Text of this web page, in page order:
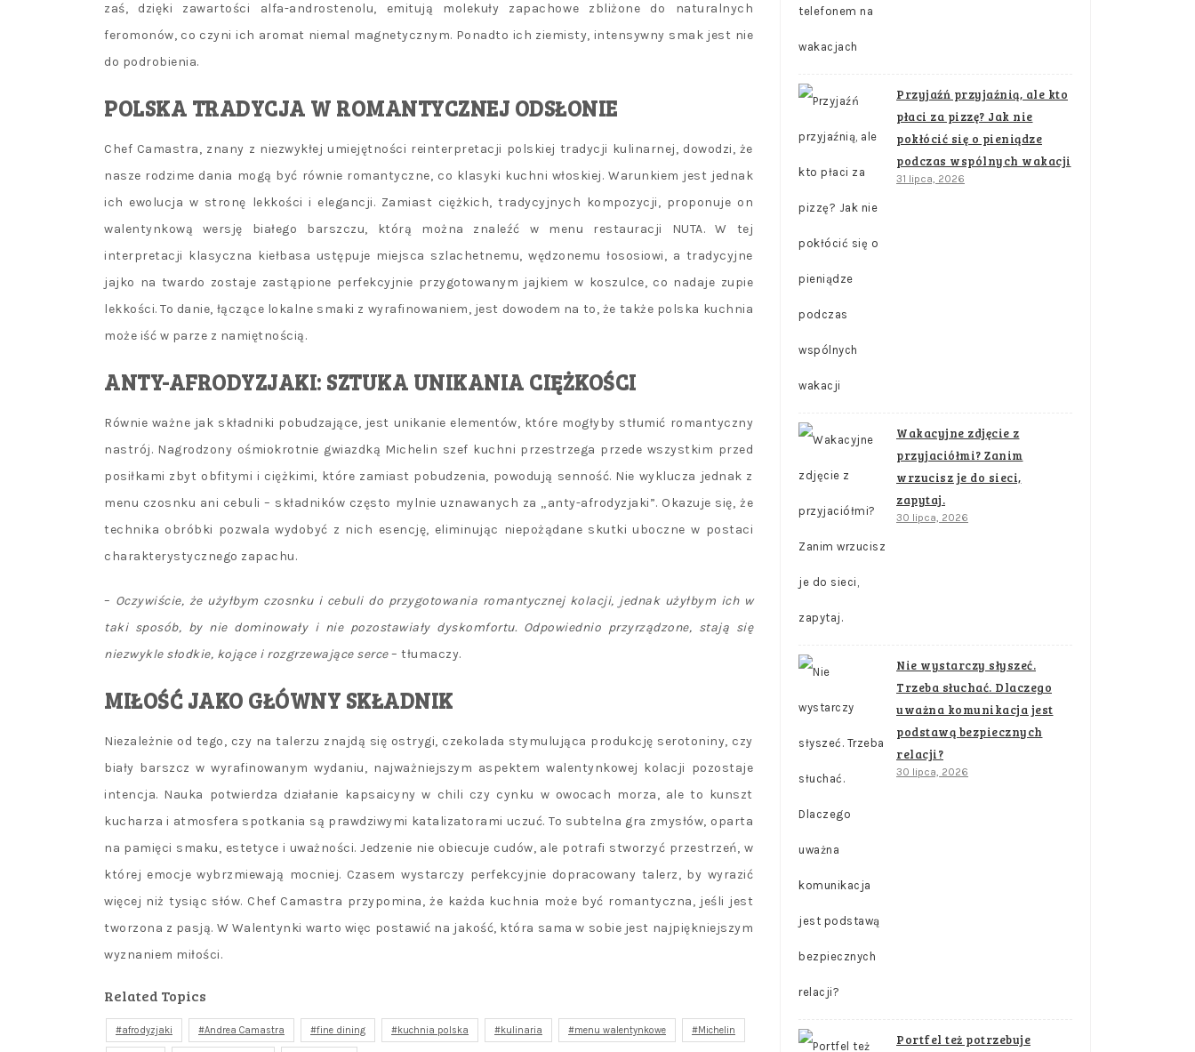
zaś, dzięki zawartości alfa-androstenolu, emitują molekuły zapachowe zbliżone do naturalnych
feromonów, co czyni ich aromat niemal magnetycznym. Ponadto ich ziemisty, intensywny smak jest nie
do podrobienia.
POLSKA TRADYCJA W ROMANTYCZNEJ ODSŁONIE
Chef Camastra, znany z niezwykłej umiejętności reinterpretacji polskiej tradycji kulinarnej, dowodzi, że
nasze rodzime dania mogą być równie romantyczne, co klasyki kuchni włoskiej. Warunkiem jest jednak
ich ewolucja w stronę lekkości i elegancji. Zamiast ciężkich, tradycyjnych kompozycji, proponuje on
walentynkową wersję białego barszczu, którą można znaleźć w menu restauracji NUTA. W tej
interpretacji klasyczna kiełbasa ustępuje miejsca szlachetnemu, wędzonemu łososiowi, a tradycyjne
jajko na twardo zostaje zastąpione perfekcyjnie przygotowanym jajkiem w koszulce, co nadaje zupie
lekkości. To danie, łączące lokalne smaki z wyrafinowaniem, jest dowodem na to, że także polska kuchnia
może iść w parze z namiętnością.
ANTY-AFRODYZJAKI: SZTUKA UNIKANIA CIĘŻKOŚCI
Równie ważne jak składniki pobudzające, jest unikanie elementów, które mogłyby stłumić romantyczny
nastrój. Nagrodzony ośmiokrotnie gwiazdką Michelin szef kuchni przestrzega przede wszystkim przed
posiłkami zbyt obfitymi i ciężkimi, które zamiast pobudzenia, powodują senność. Nie wyklucza jednak z
menu czosnku ani cebuli – składników często mylnie uznawanych za „anty-afrodyzjaki”. Okazuje się, że
technika obróbki pozwala wydobyć z nich esencję, eliminując niepożądane skutki uboczne w postaci
charakterystycznego zapachu.
– Oczywiście, że użyłbym czosnku i cebuli do przygotowania romantycznej kolacji, jednak użyłbym ich w
taki sposób, by nie dominowały i nie pozostawiały dyskomfortu. Odpowiednio przyrządzone, stają się
niezwykle słodkie, kojące i rozgrzewające serce– tłumaczy.
MIŁOŚĆ JAKO GŁÓWNY SKŁADNIK
Niezależnie od tego, czy na talerzu znajdą się ostrygi, czekolada stymulująca produkcję serotoniny, czy
biały barszcz w wyrafinowanym wydaniu, najważniejszym aspektem walentynkowej kolacji pozostaje
intencja. Nauka potwierdza działanie kapsaicyny w chili czy cynku w owocach morza, ale to kunszt
kucharza i atmosfera spotkania są prawdziwymi katalizatorami uczuć. To subtelna gra zmysłów, oparta
na pamięci smaku, estetyce i uważności. Jedzenie nie obiecuje cudów, ale potrafi stworzyć przestrzeń, w
której emocje wybrzmiewają mocniej. Czasem wystarczy perfekcyjnie dopracowany talerz, by wyrazić
więcej niż tysiąc słów. Chef Camastra przypomina, że każda kuchnia może być romantyczna, jeśli jest
tworzona z pasją. W Walentynki warto więc postawić na jakość, która sama w sobie jest najpiękniejszym
wyznaniem miłości.
Related Topics
afrodyzjaki Andrea Camastra fine dining kuchnia polska kulinaria menu walentynkowe Michelin
Przyjaźń przyjaźnią, ale kto
płaci za pizzę? Jak nie
pokłócić się o pieniądze
podczas wspólnych wakacji
31 lipca, 2026
Wakacyjne zdjęcie z
przyjaciółmi? Zanim
wrzucisz je do sieci,
zapytaj.
30 lipca, 2026
Nie wystarczy słyszeć.
Trzeba słuchać. Dlaczego
uważna komunikacja jest
podstawą bezpiecznych
relacji?
30 lipca, 2026
Portfel też potrzebuje